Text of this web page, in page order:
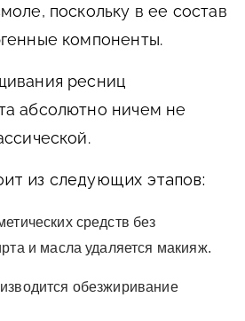
поскольку в ее состав
компоненты.
ресниц
абсолютно ничем не
из следующих этапов:
средств без
и масла удаляется макияж.
обезжиривание